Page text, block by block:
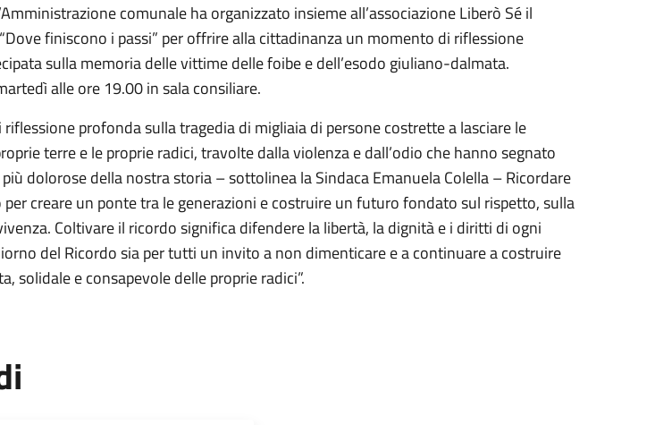
comunale ha organizzato insieme all’associazione Liberò Sé il
finiscono i passi” per offrire alla cittadinanza un momento di riflessione
sulla memoria delle vittime delle foibe e dell’esodo giuliano-dalmata.
alle ore 19.00 in sala consiliare.
profonda sulla tragedia di migliaia di persone costrette a lasciare le
terre e le proprie radici, travolte dalla violenza e dall’odio che hanno segnato
dolorose della nostra storia – sottolinea la Sindaca Emanuela Colella – Ricordare
creare un ponte tra le generazioni e costruire un futuro fondato sul rispetto, sulla
Coltivare il ricordo significa difendere la libertà, la dignità e i diritti di ogni
del Ricordo sia per tutti un invito a non dimenticare e a continuare a costruire
solidale e consapevole delle proprie radici”.